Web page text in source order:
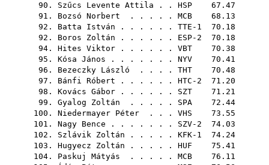
90. Szűcs Levente Attila . . HSP 67.47
91. Bozsó Norbert . . . . . MCB 68.13
92. Batta István . . . . . . TTE-1 70.18
92. Boros Zoltán . . . . . . ESP-2 70.18
94. Hites Viktor . . . . . . VBT 70.38
95. Kósa János . . . . . . . NYV 70.41
96. Bezeczky László . . . . THT 70.48
97. Bánfi Róbert . . . . . . HTC-2 71.20
98. Kovács Gábor . . . . . . SZT 71.21
99. Gyalog Zoltán . . . . . SPA 72.44
100. Niedermayer Péter . . . VHS 73.55
101. Nagy Bence . . . . . . . SZV-2 74.03
102. Szlávik Zoltán . . . . . KFK-1 74.24
103. Hugyecz Zoltán . . . . . HUF 75.41
104. Paskuj Mátyás . . . . . MCB 76.11